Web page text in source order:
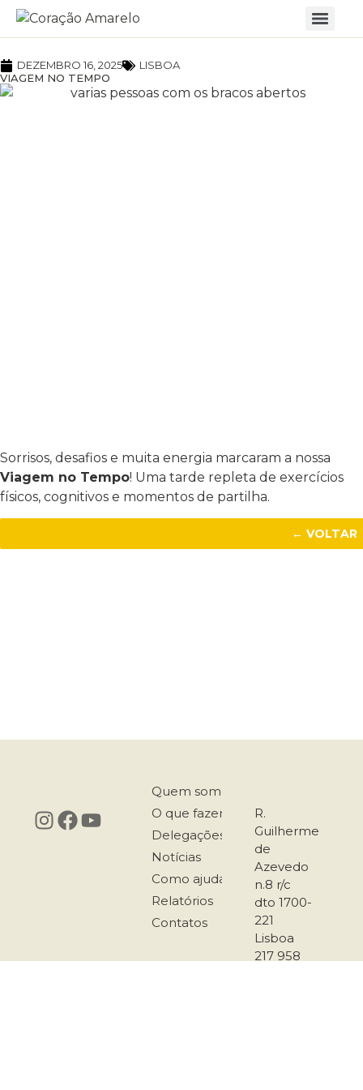
DEZEMBRO 16, 2025
LISBOA
VIAGEM NO TEMPO
Sorrisos, desafios e muita energia marcaram a nossa
Viagem no Tempo! Uma tarde repleta de exercícios
físicos, cognitivos e momentos de partilha.
← VOLTAR
Quem somos
O que fazemos
Delegações
Notícias
Como ajudar
Relatórios
Contatos
R.
Guilherme
de
Azevedo
n.8 r/c
dto 1700-
221
Lisboa
217 958